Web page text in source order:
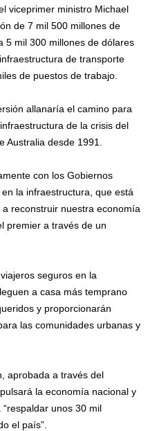
viceprimer ministro Michael
de 7 mil 500 millones de
5 mil 300 millones de dólares
de transporte
de puestos de trabajo.
allanaría el camino para
de la crisis del
desde 1991.
con los Gobiernos
la infraestructura, que está
reconstruir nuestra economía
premier a través de un
seguros en la
a casa más temprano
y proporcionarán
las comunidades urbanas y
aprobada a través del
la economía nacional y
unos 30 mil
el país”.